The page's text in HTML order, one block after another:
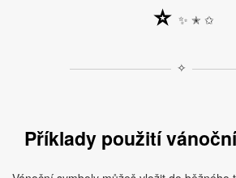
⭐ ✨ ✭ ✩
✧
Příklady použití